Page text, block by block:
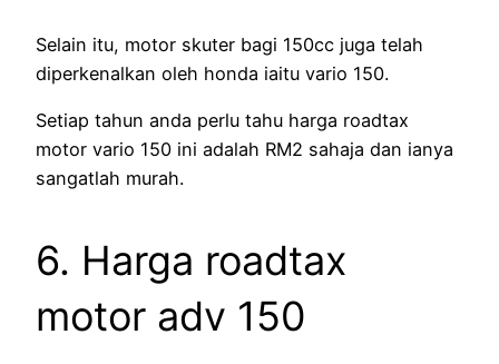
Selain itu, motor skuter bagi 150cc juga telah
diperkenalkan oleh honda iaitu vario 150.
Setiap tahun anda perlu tahu harga roadtax
motor vario 150 ini adalah RM2 sahaja dan ianya
sangatlah murah.
6. Harga roadtax
motor adv 150